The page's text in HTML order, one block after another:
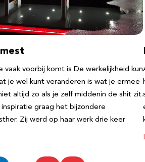
vaak voorbij komt is De werkelijkheid kun
je wel kunt veranderen is wat je ermee
altijd zo als je zelf middenin de shit zit.
graag het bijzondere
Zij werd op haar werk drie keer